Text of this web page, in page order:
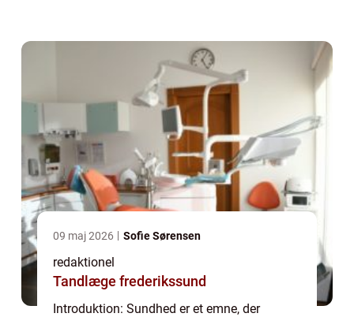
09 maj 2026 Sofie Sørensen
redaktionel
Tandlæge frederikssund
Introduktion: Sundhed er et emne, der